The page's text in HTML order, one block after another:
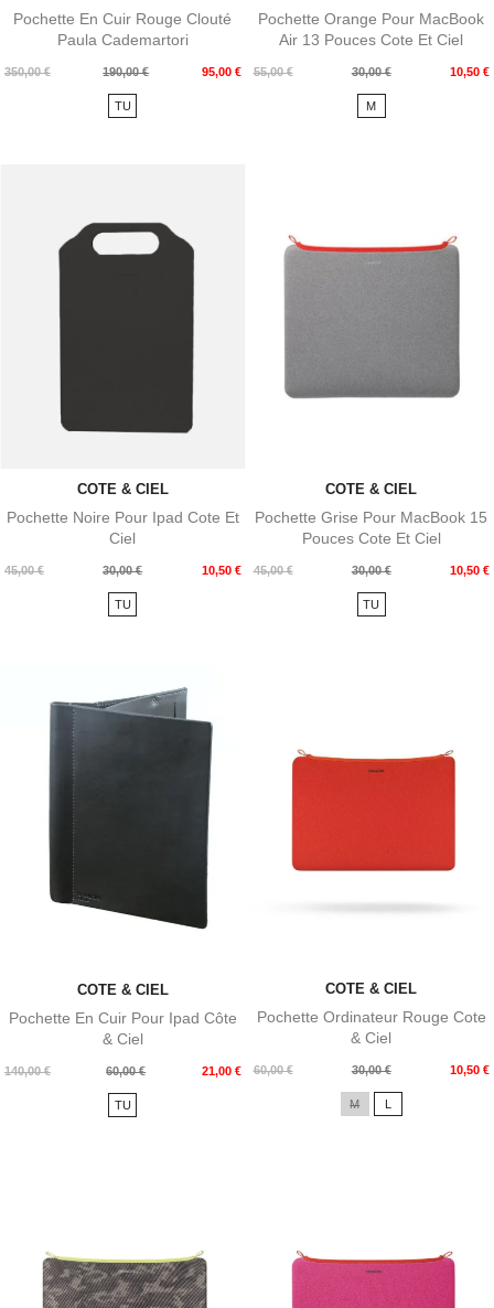
Pochette En Cuir Rouge Clouté
Paula Cademartori
350,00 €
Prix
190,00 € 95,00 €
Prix
TU
Pochette Orange Pour MacBook
Air 13 Pouces Cote Et Ciel
55,00 €
Prix
30,00 € 10,50 €
Prix
M
COTE & CIEL
Pochette Noire Pour Ipad Cote Et
Ciel
45,00 €
Prix
30,00 € 10,50 €
Prix
TU
COTE & CIEL
Pochette Grise Pour MacBook 15
Pouces Cote Et Ciel
45,00 €
Prix
30,00 € 10,50 €
Prix
TU
COTE & CIEL
Pochette En Cuir Pour Ipad Côte
& Ciel
140,00 €
Prix
60,00 € 21,00 €
Prix
TU
COTE & CIEL
Pochette Ordinateur Rouge Cote
& Ciel
60,00 €
Prix
30,00 € 10,50 €
Prix
M L